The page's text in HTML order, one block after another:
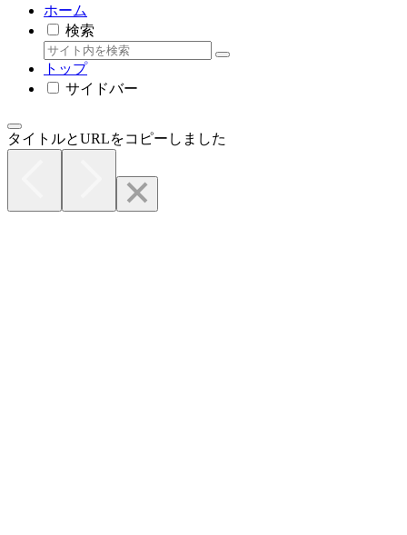
ホーム
検索
トップ
サイドバー
タイトルとURLをコピーしました